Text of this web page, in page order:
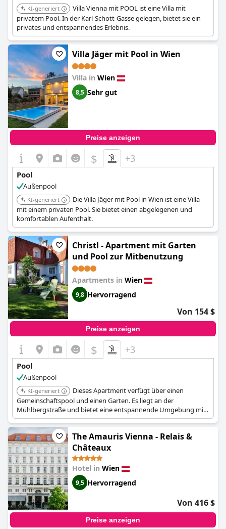
KI-generiert
Villa Vienna mit POOL ist eine Villa mit
privatem Pool. In der Karl-Schott-Gasse gelegen, bietet sie ein
privates und entspannendes Erlebnis.
Villa Jäger mit Pool in Wien
Villa in Wien
8,5 Sehr gut
Preise anzeigen
$ +3
Pool
Außenpool
KI-generiert
Die Villa Jäger mit Pool in Wien ist eine Villa
mit einem privaten Pool. Sie bietet einen abgelegenen und
komfortablen Aufenthalt.
Christl - Apartment mit Garten
und Pool zur Mitbenutzung
Apartments in Wien
9,8 Hervorragend
Von 154 $
Preise anzeigen
$ +3
Pool
Außenpool
KI-generiert
Dieses Apartment verfügt über einen
Gemeinschaftspool und einen Garten. Es liegt an der
Mühlbergstraße und bietet eine entspannende Umgebung mit
Gemeinschaftseinrichtungen.
The Amauris Vienna - Relais &
Châteaux
Hotel in Wien
9,5 Hervorragend
Von 416 $
Preise anzeigen